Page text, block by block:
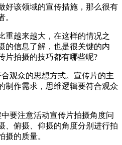
好该领域的宣传措施，那么很有
。
越来越大，在这样的情况之
的信息了解，也是很关键的内
片拍摄的技巧都有哪些呢?
众的思想方式。宣传片的主
制作需求，思维逻辑要符合观众
注意活动宣传片拍摄角度问
、俯摄、仰摄的角度分别进行拍
摄的质量。